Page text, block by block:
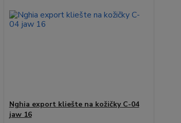
Nghia export kliešte na kožičky C-04
jaw 16